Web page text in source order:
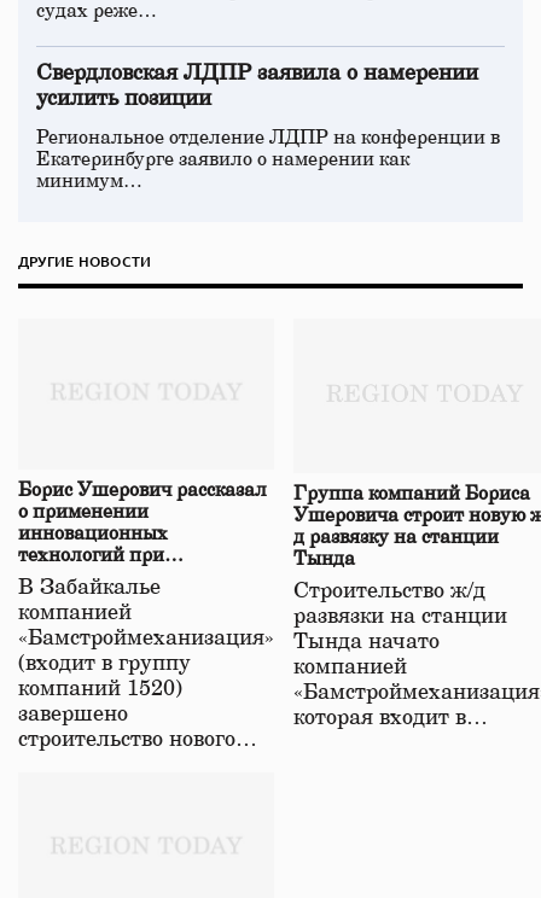
судах реже…
Свердловская ЛДПР заявила о намерении
усилить позиции
Региональное отделение ЛДПР на конференции в
Екатеринбурге заявило о намерении как
минимум…
ДРУГИЕ НОВОСТИ
Борис Ушерович рассказал
о применении
инновационных
технологий при
строительстве нового моста
в Забайкалье
В Забайкалье
компанией
«Бамстроймеханизация»
(входит в группу
компаний 1520)
завершено
строительство нового…
Группа компаний Бориса
Ушеровича строит новую
д развязку на станции
Тында
Строительство ж/д
развязки на станции
Тында начато
компанией
которая входит в…